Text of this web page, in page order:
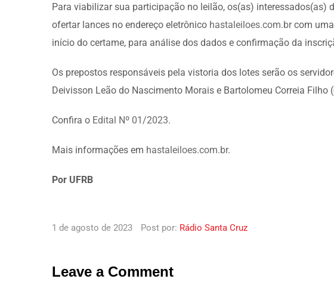
Para viabilizar sua participação no leilão, os(as) interessados(as)
ofertar lances no endereço eletrônico hastaleiloes.com.brcom uma
início do certame, para análise dos dados e confirmação da
Os prepostos responsáveis pela vistoria dos lotes serão os
Deivisson Leão do Nascimento Morais e Bartolomeu Correia Filho
Confira o Edital Nº 01/2023.
Mais informações em hastaleiloes.com.br.
Por UFRB
1 de agosto de 2023 Post por: Rádio Santa Cruz
Leave a Comment